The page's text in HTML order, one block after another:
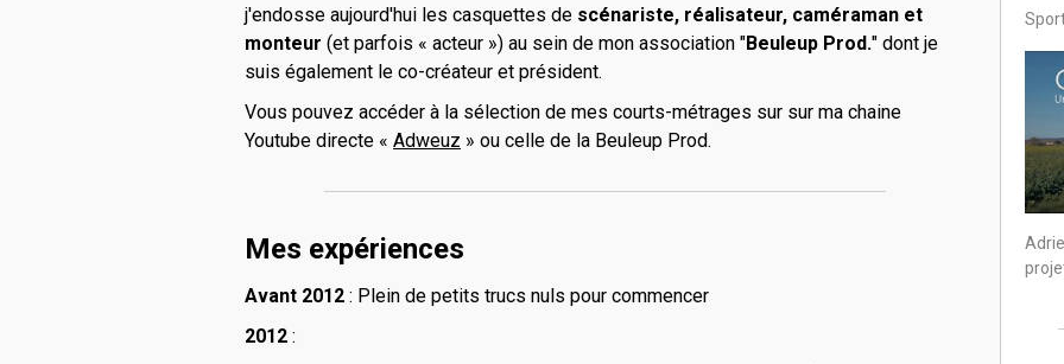
j'endosse aujourd'hui les casquettes de scénariste, réalisateur, caméraman et
monteur (et parfois « acteur ») au sein de mon association "Beuleup Prod." dont je
suis également le co-créateur et président.
Vous pouvez accéder à la sélection de mes courts-métrages sur sur ma chaine
Youtube directe « Adweuz » ou celle de la Beuleup Prod.
Mes expériences
Avant 2012 : Plein de petits trucs nuls pour commencer
2012 :